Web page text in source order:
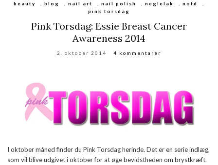
beauty , blog , nail art , nail polish , neglelak , notd
,
pink torsdag
Pink Torsdag: Essie Breast Cancer
Awareness 2014
2. oktober 2014 4 kommentarer
I oktober måned finder du Pink Torsdag herinde. Det er en serie indlæg,
som vil blive udgivet i oktober for at øge bevidstheden om brystkræft.